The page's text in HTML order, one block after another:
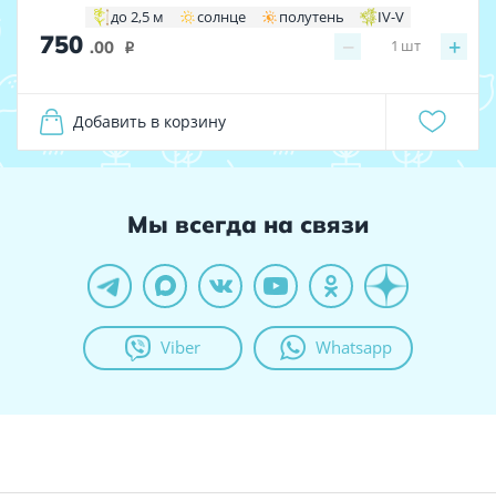
до 2,5 м солнце полутень IV-V
750 .00 i − +
1 шт
Добавить в корзину
Мы всегда на связи
Viber Whatsapp